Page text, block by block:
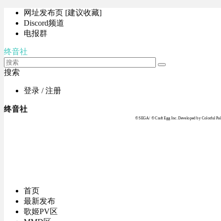
网址发布页 [建议收藏]
Discord频道
电报群
终音社
搜索
登录 / 注册
终音社
© SEGA / © Craft Egg Inc. Developed by Colorful
首页
最新发布
歌姬PV区